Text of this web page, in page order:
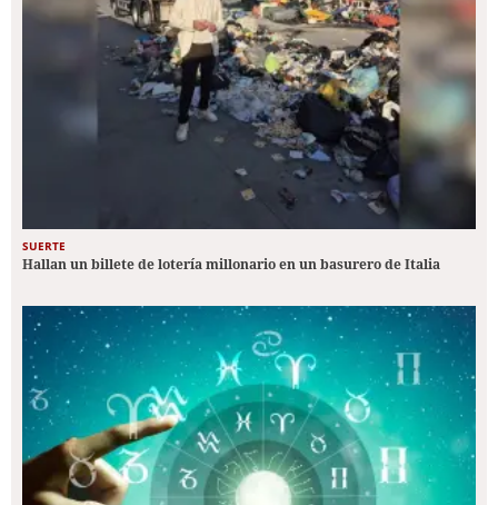
SUERTE
Hallan un billete de lotería millonario en un basurero de Italia